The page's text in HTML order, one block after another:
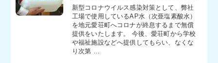
新型コロナウイルス感染対策として、弊社
工場で使用しているAP水（次亜塩素酸水）
を地元愛荘町へコロナが終息するまで無償
提供をいたします。 今後、愛荘町から学校
や福祉施設などへ提供してもらい、なくな
り次第 …